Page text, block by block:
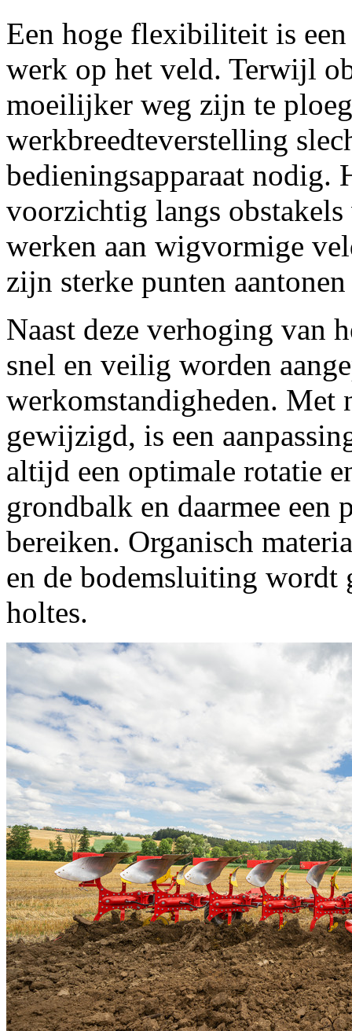
Een hoge flexibiliteit is
werk op het veld. Terwijl
moeilijker weg zijn te
werkbreedteverstelling
bedieningsapparaat nodig.
voorzichtig langs
werken aan wigvormige
zijn sterke punten
Naast deze verhoging van
snel en veilig worden
werkomstandigheden. Met
gewijzigd, is een
altijd een optimale rotatie
grondbalk en daarmee
bereiken. Organisch
en de bodemsluiting wordt
holtes.